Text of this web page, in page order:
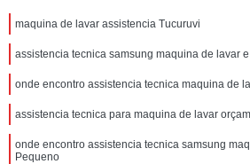
maquina de lavar assistencia Tucuruvi
assistencia tecnica samsung maquina de lavar
onde encontro assistencia tecnica maquina de
assistencia tecnica para maquina de lavar
onde encontro assistencia tecnica samsung
Pequeno